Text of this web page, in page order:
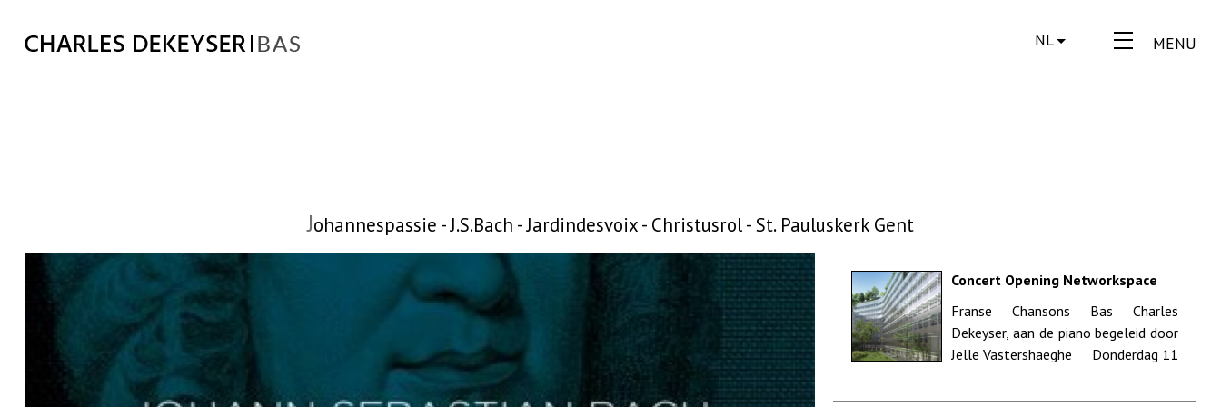
MENU
NL
Johannespassie - J.S.Bach - Jardindesvoix - Christusrol - St. Pauluskerk Gent
Concert Opening Networkspace
Franse Chansons Bas Charles
Dekeyser, aan de piano begeleid door
Jelle Vastershaeghe Donderdag 11